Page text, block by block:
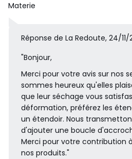
Materie
Réponse de La Redoute, 24/11/
"Bonjour,
Merci pour votre avis sur nos
sommes heureux qu'elles
que leur séchage vous
déformation, préférez les
un étendoir. Nous
d'ajouter une boucle
Merci pour votre contribution
nos produits."